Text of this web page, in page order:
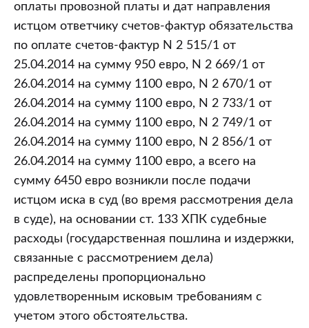
оплаты провозной платы и дат направления
истцом ответчику счетов-фактур обязательства
по оплате счетов-фактур N 2 515/1 от
25.04.2014 на сумму 950 евро, N 2 669/1 от
26.04.2014 на сумму 1100 евро, N 2 670/1 от
26.04.2014 на сумму 1100 евро, N 2 733/1 от
26.04.2014 на сумму 1100 евро, N 2 749/1 от
26.04.2014 на сумму 1100 евро, N 2 856/1 от
26.04.2014 на сумму 1100 евро, а всего на
сумму 6450 евро возникли после подачи
истцом иска в суд (во время рассмотрения дела
в суде), на основании ст. 133 ХПК судебные
расходы (государственная пошлина и издержки,
связанные с рассмотрением дела)
распределены пропорционально
удовлетворенным исковым требованиям с
учетом этого обстоятельства.